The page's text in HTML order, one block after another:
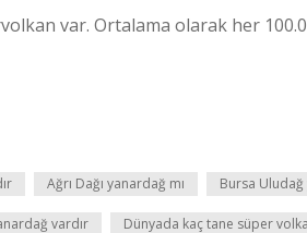
var. Ortalama olarak her
Ağrı Dağı yanardağ mı Bursa Uludağ
vardır Dünyada kaç tane süper